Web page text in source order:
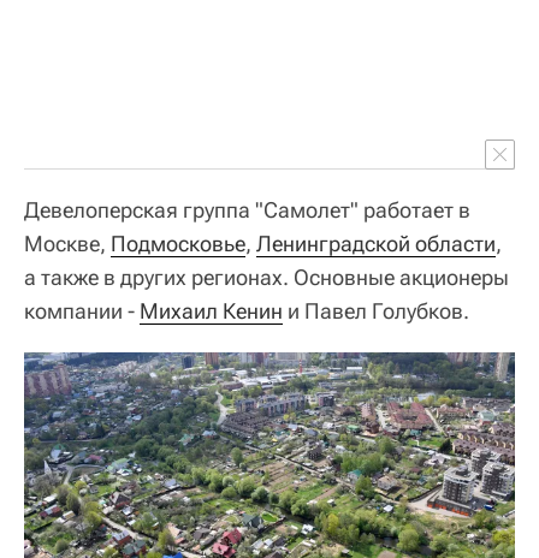
Девелоперская группа "Самолет" работает в
Москве, Подмосковье, Ленинградской области,
а также в других регионах. Основные акционеры
компании - Михаил Кенин и Павел Голубков.